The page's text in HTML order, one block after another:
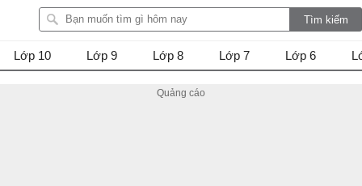
Lớp 10 Lớp 9 Lớp 8 Lớp 7 Lớp 6